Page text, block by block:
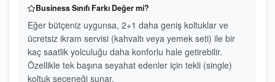
Business Sınıfı Farkı Değer mi?
Eğer bütçeniz uygunsa, 2+1 daha geniş koltuklar ve
ücretsiz ikram servisi (kahvaltı veya yemek seti) ile bir
kaç saatlik yolculuğu daha konforlu hale getirebilir.
Özellikle tek başına seyahat edenler için tekli (single)
koltuk seçeneği sunar.